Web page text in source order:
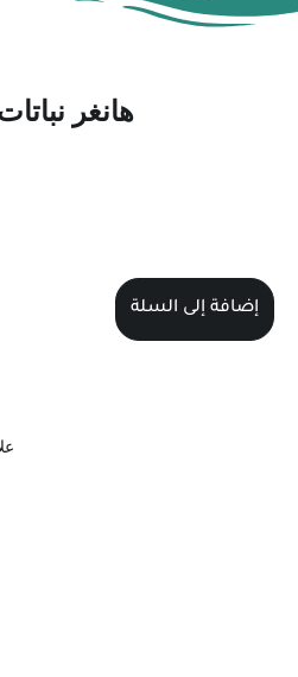
هانغر
إضافة إلى السلة